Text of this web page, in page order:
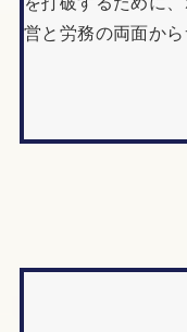
営と労務の両面から